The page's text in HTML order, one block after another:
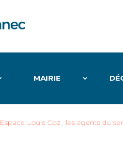
MAIRIE
Espace Louis Coz : les agents du